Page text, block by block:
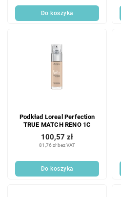
Do koszyka
Podkład Loreal Perfection
TRUE MATCH RENO 1C
81,76 zł bez VAT
100,57 zł
Do koszyka